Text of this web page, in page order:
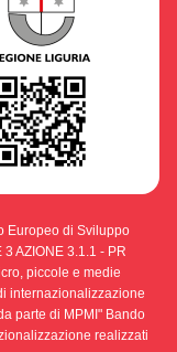
Europeo di Sviluppo
AZIONE 3.1.1 - PR
piccole e medie
internazionalizzazione
parte di MPMI" Bando
realizzati